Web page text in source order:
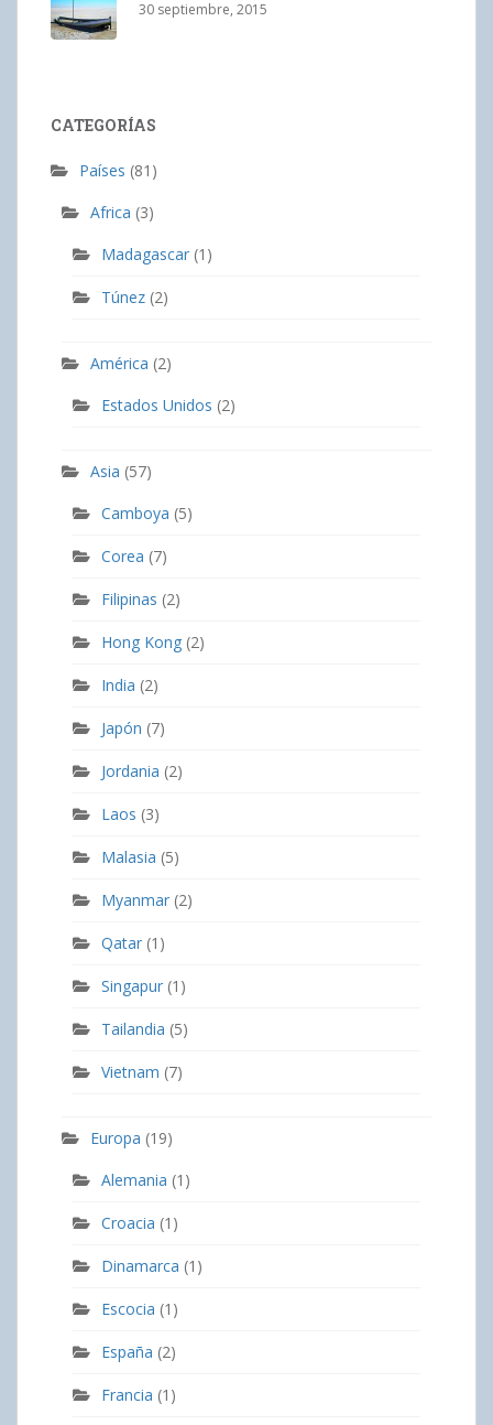
30 septiembre, 2015
CATEGORÍAS
Países (81)
Africa (3)
Madagascar (1)
Túnez (2)
América (2)
Estados Unidos (2)
Asia (57)
Camboya (5)
Corea (7)
Filipinas (2)
Hong Kong (2)
India (2)
Japón (7)
Jordania (2)
Laos (3)
Malasia (5)
Myanmar (2)
Qatar (1)
Singapur (1)
Tailandia (5)
Vietnam (7)
Europa (19)
Alemania (1)
Croacia (1)
Dinamarca (1)
Escocia (1)
España (2)
Francia (1)